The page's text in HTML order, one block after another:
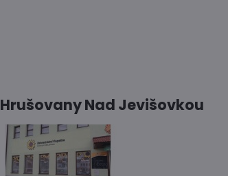
Hrušovany Nad Jevišovkou